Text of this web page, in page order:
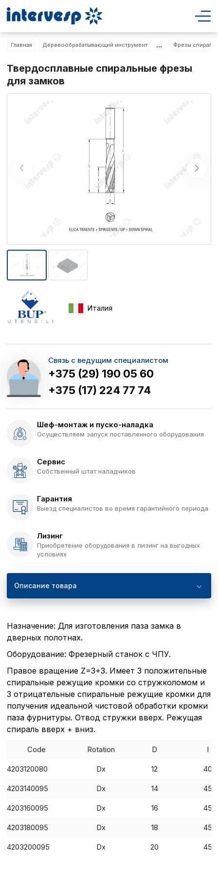
Главная Деревообрабатывающий инструмент ... Фрезы
Твердосплавные спиральные фрезы
для замков
Италия
Связь с ведущим специалистом
+375 (29) 190 05 60
+375 (17) 224 77 74
Шеф-монтаж и пуско-наладка
Осуществляем запуск поставленного оборудования
Сервис
Собственный штат наладчиков
Гарантия
Выезд специалистов во время гарантийного периода
Лизинг
Приобретение оборудования в лизинг на выгодных
условиях
Описание товара
Назначение: Для изготовления паза замка в
дверных полотнах.
Оборудование: Фрезерный станок с ЧПУ.
Правое вращение Z=3+3. Имеет 3 положительные
спиральные режущие кромки со стружколомом и
3 отрицательные спиральные режущие кромки для
получения идеальной чистовой обработки кромки
паза фурнитуры. Отвод стружки вверх. Режущая
спираль вверх + вниз.
Code Rotation D I
4203120080 Dx 12 40
4203140095 Dx 14 45
4203160095 Dx 16 45
4203180095 Dx 18 45
4203200095 Dx 20 45